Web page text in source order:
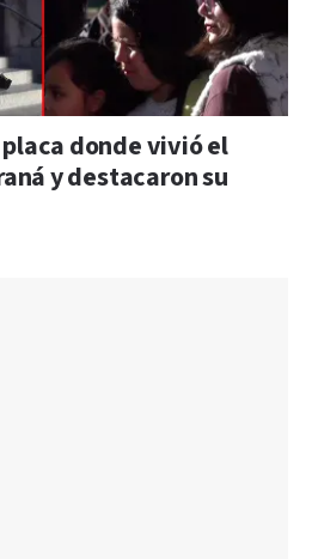
donde vivió el
y destacaron su